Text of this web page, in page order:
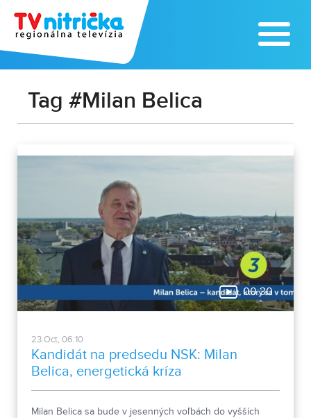
Tag #Milan Belica
00:30
23.Oct, 06:10
Kandidát na predsedu NSK: Milan
Belica, energetická kríza
Milan Belica sa bude v jesenných voľbách do vyšších